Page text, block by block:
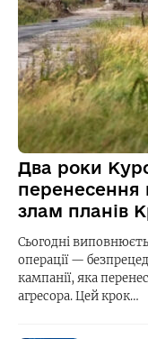
Два роки
перенесення
злам планів
Сьогодні
операції —
кампанії, яка
агресора. Цей крок…